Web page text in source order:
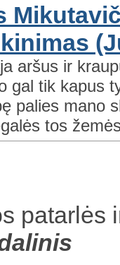
aršus ir
gal tik kapus
palies mano
tos
patarlės